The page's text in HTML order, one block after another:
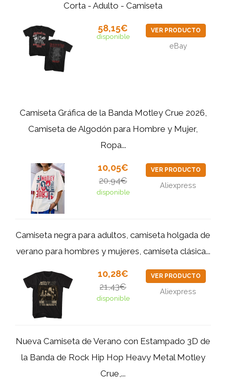
Corta - Adulto - Camiseta
58,15€
disponible
VER PRODUCTO
eBay
Camiseta Gráfica de la Banda Motley Crue 2026,
Camiseta de Algodón para Hombre y Mujer,
Ropa...
10,05€
20,94€
disponible
VER PRODUCTO
Aliexpress
Camiseta negra para adultos, camiseta holgada de
verano para hombres y mujeres, camiseta clásica...
10,28€
21,43€
disponible
VER PRODUCTO
Aliexpress
Nueva Camiseta de Verano con Estampado 3D de
la Banda de Rock Hip Hop Heavy Metal Motley
Crue,...